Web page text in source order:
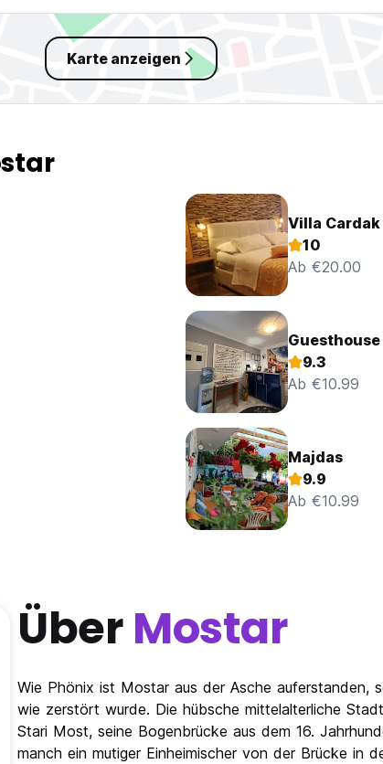
Karte anzeigen
Villa Cardak
10
Ab €20.00
9.3
Ab €10.99
Majdas
9.9
Ab €10.99
ÜberMostar
Wie Phönix ist Mostar aus der Asche auferstanden,
wie zerstört wurde. Die hübsche mittelalterliche
Stari Most, seine Bogenbrücke aus dem 16.
manch ein mutiger Einheimischer von der Brücke in